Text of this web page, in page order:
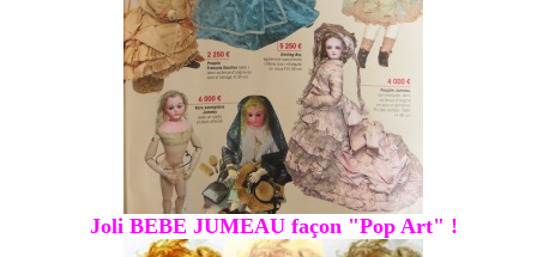
Joli BEBE JUMEAU façon "Pop Art" !